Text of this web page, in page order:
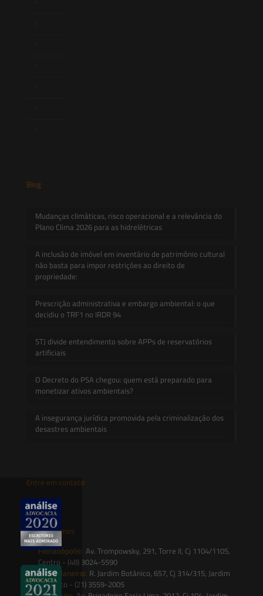
Blog
Mudanças climáticas, risco operacional e a relevância do
Plano Clima 2026 para as hidrelétricas
A inclusão de imóvel em inventário de patrimônio cultural
não basta para impor restrições ao direito de
propriedade:
Prescrição administrativa e embargo ambiental: o que
decidiu o TRF1 no IRDR 94
STJ divide entendimento sobre APPs de reservatórios
artificiais
O Decreto do PSA chegou: quem está preparado para
monetizar ativos ambientais?
A insegurança jurídica promovida pela criminalização dos
desastres ambientais
Entre em contato
contato@saesadvogados.com.br
Onde estamos
Florianópolis: Av. Trompowsky, 291, Torre II, Cj 1104/1105,
Centro - (48) 3024-5590
Rio de Janeiro: R. Jardim Botânico, 657, Cj 314/315, Jardim
Botânico - (21) 3559-2005